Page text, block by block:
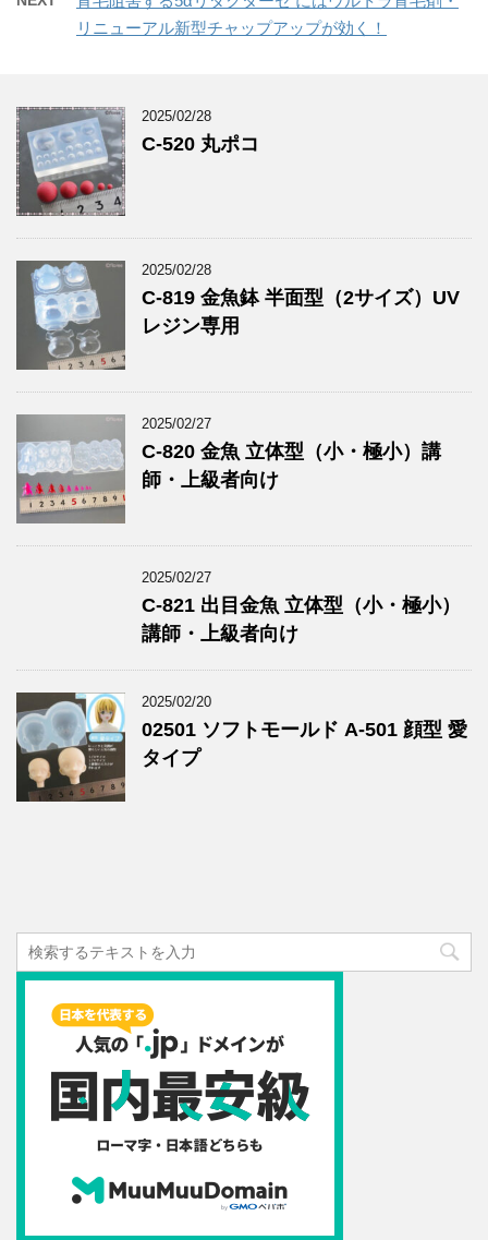
リニューアル新型チャップアップが効く！
2025/02/28
C-520 丸ポコ
2025/02/28
C-819 金魚鉢 半面型（2サイズ）UV
レジン専用
2025/02/27
C-820 金魚 立体型（小・極小）講
師・上級者向け
2025/02/27
C-821 出目金魚 立体型（小・極小）
講師・上級者向け
2025/02/20
02501 ソフトモールド A-501 顔型 愛
タイプ